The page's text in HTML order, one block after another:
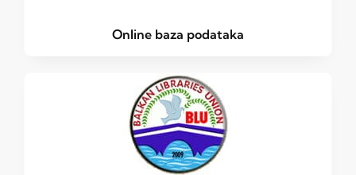
Online baza podataka